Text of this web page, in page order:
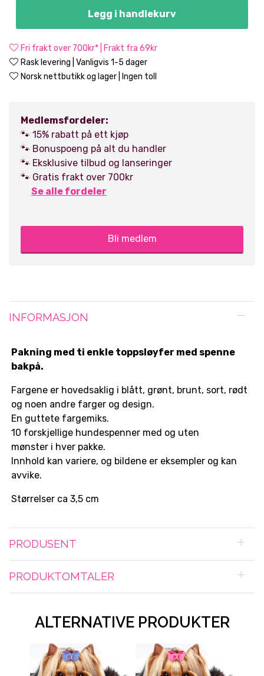
Legg i handlekurv
Fri frakt over 700kr* | Frakt fra 69kr
Rask levering | Vanligvis 1-5 dager
Norsk nettbutikk og lager | Ingen toll
Medlemsfordeler:
🐾 15% rabatt på ett kjøp
🐾 Bonuspoeng på alt du handler
🐾 Eksklusive tilbud og lanseringer
🐾 Gratis frakt over 700kr
Se alle fordeler
Bli medlem
INFORMASJON
Pakning med ti enkle toppsløyfer med spenne
bakpå.
Fargene er hovedsaklig i blått, grønt, brunt, sort, rødt
og noen andre farger og design.
En guttete fargemiks.
10 forskjellige hundespenner med og uten
mønster i hver pakke.
Innhold kan variere, og bildene er eksempler og kan
avvike.
Størrelser ca 3,5 cm
PRODUSENT
PRODUKTOMTALER
ALTERNATIVE PRODUKTER